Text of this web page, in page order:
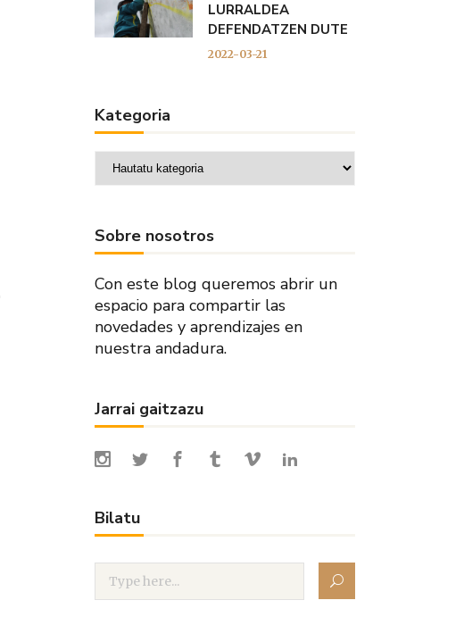
LURRALDEA
DEFENDATZEN DUTE
2022-03-21
Kategoria
Kategoria
Sobre nosotros
Con este blog queremos abrir un
espacio para compartir las
novedades y aprendizajes en
nuestra andadura.
Jarrai gaitzazu
Bilatu